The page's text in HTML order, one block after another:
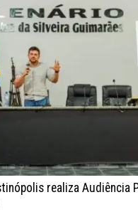
realiza Audiência